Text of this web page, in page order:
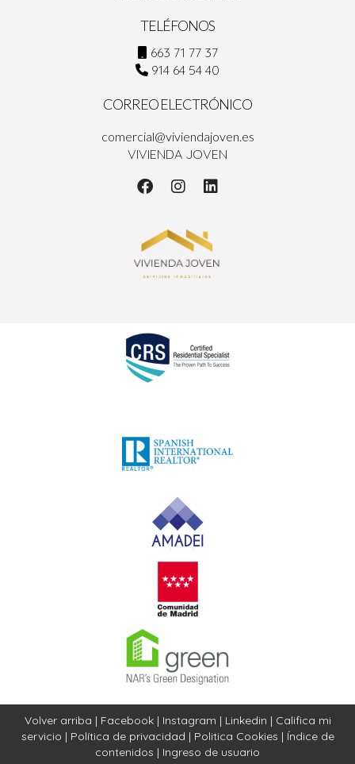
TELÉFONOS
663 71 77 37
914 64 54 40
CORREO ELECTRÓNICO
comercial@viviendajoven.es
VIVIENDA JOVEN
Volver arriba | Facebook| Instagram | Linkedin | Califica mi
servicio | Política de privacidad | Politica Cookies | Índice de
contenidos | Ingreso de usuario